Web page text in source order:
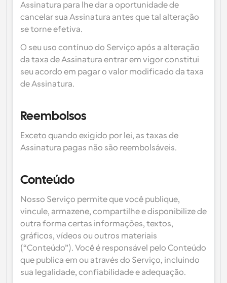
Assinatura para lhe dar a oportunidade de
cancelar sua Assinatura antes que tal alteração
se torne efetiva.
O seu uso contínuo do Serviço após a alteração
da taxa de Assinatura entrar em vigor constitui
seu acordo em pagar o valor modificado da taxa
de Assinatura.
Reembolsos
Exceto quando exigido por lei, as taxas de
Assinatura pagas não são reembolsáveis.
Conteúdo
Nosso Serviço permite que você publique,
vincule, armazene, compartilhe e disponibilize de
outra forma certas informações, textos,
gráficos, vídeos ou outros materiais
(“Conteúdo”). Você é responsável pelo Conteúdo
que publica em ou através do Serviço, incluindo
sua legalidade, confiabilidade e adequação.